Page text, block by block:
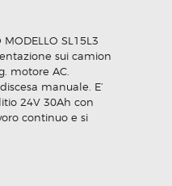
MODELLO SL15L3
sui camion
motore AC.
manuale. E’
24V 30Ah con
continuo e si